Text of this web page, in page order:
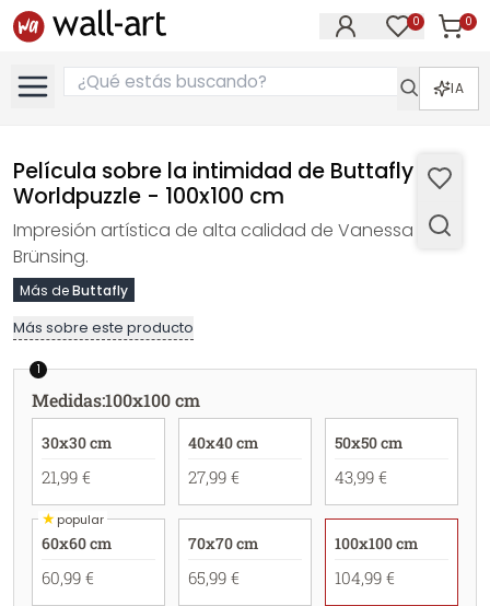
0 0
IA
Película sobre la intimidad de Buttafly -
Worldpuzzle - 100x100 cm
Impresión artística de alta calidad de Vanessa
Brünsing.
Más deButtafly
Más sobre este producto
1
Medidas:100x100 cm
30x30 cm
21,99 €
40x40 cm
27,99 €
50x50 cm
43,99 €
★popular
60x60 cm
60,99 €
70x70 cm
65,99 €
100x100 cm
104,99 €